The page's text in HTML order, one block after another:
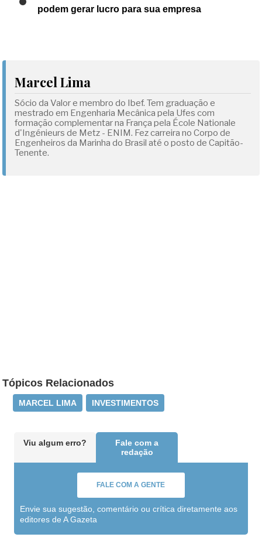
podem gerar lucro para sua empresa
Marcel Lima
Sócio da Valor e membro do Ibef. Tem graduação e
mestrado em Engenharia Mecânica pela Ufes com
formação complementar na França pela École Nationale
d'Ingénieurs de Metz - ENIM. Fez carreira no Corpo de
Engenheiros da Marinha do Brasil até o posto de Capitão-
Tenente.
Tópicos Relacionados
MARCEL LIMA INVESTIMENTOS
Viu algum erro?
Fale com a
redação
FALE COM A GENTE
Envie sua sugestão, comentário ou crítica diretamente aos
editores de A Gazeta